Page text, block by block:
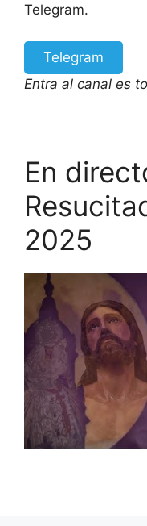
Telegram.
Telegram
Entra al canal es
En
2025